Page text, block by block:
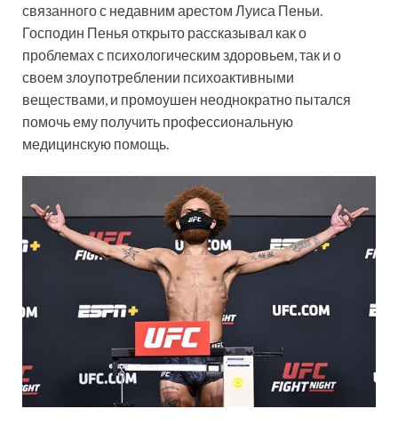
связанного с недавним арестом Луиса Пеньи.
Господин Пенья открыто рассказывал как о
проблемах с психологическим здоровьем, так и о
своем злоупотреблении психоактивными
веществами, и промоушен неоднократно пытался
помочь ему получить профессиональную
медицинскую помощь.